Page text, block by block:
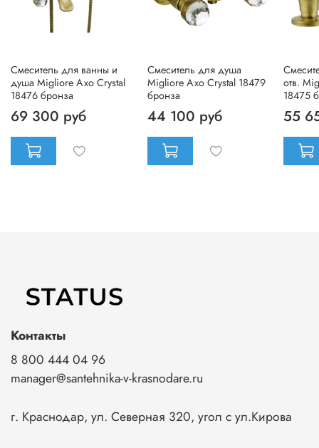
Смеситель для ванны и
душа Migliore Axo Crystal
18476 бронза
69 300 руб
Смеситель для душа
Migliore Axo Crystal 18479
бронза
44 100 руб
отв.
18475
55
Контакты
8 800 444 04 96
manager@santehnika-v-krasnodare.ru
г. Краснодар, ул. Северная 320, угол с ул.Кирова